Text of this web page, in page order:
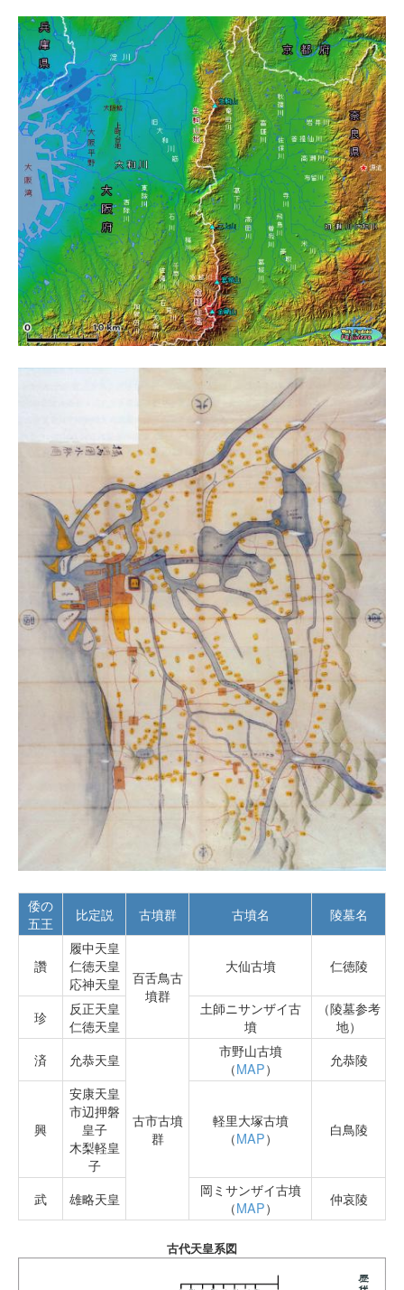
倭の
五王
比定説 古墳群 古墳名 陵墓名
讚
履中天皇
仁徳天皇
応神天皇
百舌鳥古
墳群
大仙古墳 仁徳陵
珍
反正天皇
仁徳天皇
土師ニサンザイ古
墳
（陵墓参考
地）
済
允恭天皇
古市古墳
群
市野山古墳
（MAP） 允恭陵
興
安康天皇
市辺押磐
皇子
木梨軽皇
子
軽里大塚古墳
（MAP） 白鳥陵
武 雄略天皇
岡ミサンザイ古墳
（MAP） 仲哀陵
古代天皇系図